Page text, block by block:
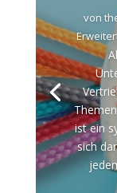
von
ist ein
sich